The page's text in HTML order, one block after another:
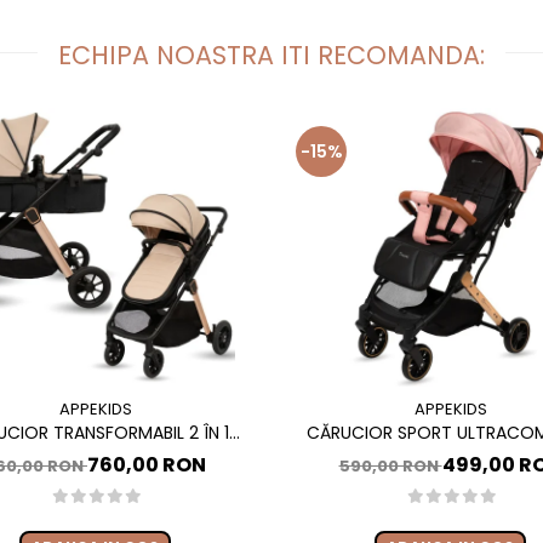
ECHIPA NOASTRA ITI RECOMANDA:
APPEKIDS
TRANSFORMABIL 2 ÎN 1
ELITE, LANDOU ȘI SCAUN SPORT
SUSPENSII, ADAPTORI SCOICĂ
PÂNĂ LA 22 KG - SAND
RON760,00 RON
-15%
APPEKIDS
CĂRUCIOR SPORT
APPEKIDS TRAVEL, TIP TROLLER,
AUTOMATĂ, BAGAJ DE MÂNĂ,
PINK
590,00 RON499,00